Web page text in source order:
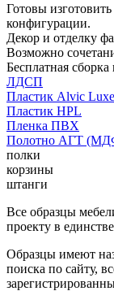
Готовы
конфигурации.
Декор и отделку
Возможно
Бесплатная
ЛДСП
Пластик Alvic Luxe
Пластик HPL
Пленка ПВХ
Полотно АГТ
полки
корзины
штанги
Все образцы
проекту в
Образцы имеют
поиска по сайту,